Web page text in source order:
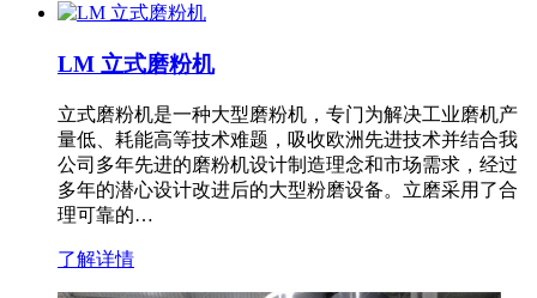
LM 立式磨粉机
立式磨粉机是一种大型磨粉机，专门为解决工业磨机产
量低、耗能高等技术难题，吸收欧洲先进技术并结合我
公司多年先进的磨粉机设计制造理念和市场需求，经过
多年的潜心设计改进后的大型粉磨设备。立磨采用了合
理可靠的…
了解详情